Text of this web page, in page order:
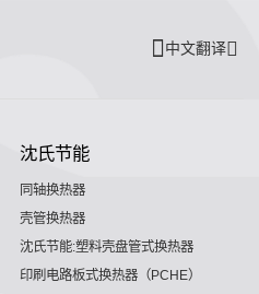
中文翻译
沈氏节能
同轴换热器
壳管换热器
沈氏节能:塑料壳盘管式换热器
印刷电路板式换热器（PCHE）